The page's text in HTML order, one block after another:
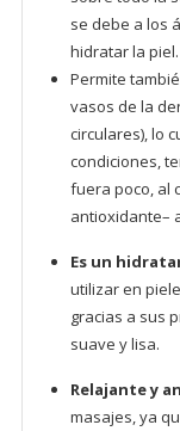
se debe a los
hidratar la piel.
Permite
vasos de la
circulares), lo
condiciones,
fuera poco, al
antioxidante–
Es un
utilizar en
gracias a sus
suave y lisa.
Relajante y
masajes, ya